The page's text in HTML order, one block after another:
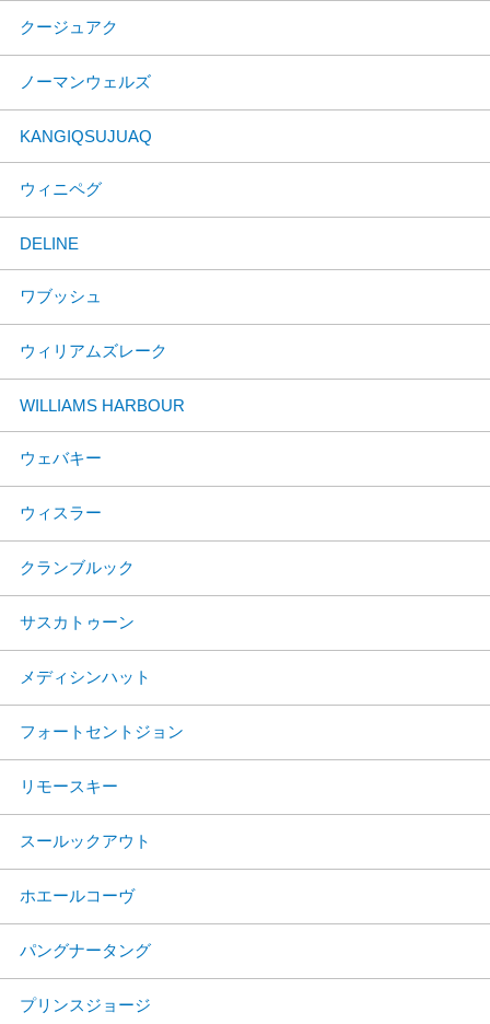
クージュアク
ノーマンウェルズ
KANGIQSUJUAQ
ウィニペグ
DELINE
ワブッシュ
ウィリアムズレーク
WILLIAMS HARBOUR
ウェバキー
ウィスラー
クランブルック
サスカトゥーン
メディシンハット
フォートセントジョン
リモースキー
スールックアウト
ホエールコーヴ
パングナータング
プリンスジョージ